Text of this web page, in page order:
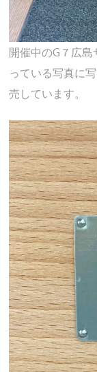
開催中のG７広
っている写真に
売しています。